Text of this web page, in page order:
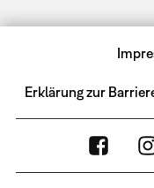
Erklärung zur